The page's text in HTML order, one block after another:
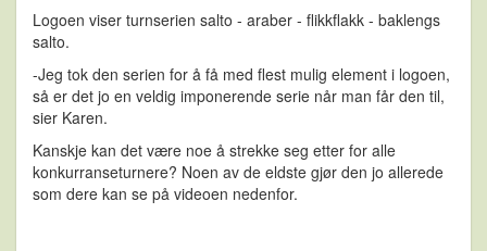
Logoen viser turnserien salto - araber - flikkflakk - baklengs
salto.
-Jeg tok den serien for å få med flest mulig element i logoen,
så er det jo en veldig imponerende serie når man får den til,
sier Karen.
Kanskje kan det være noe å strekke seg etter for alle
konkurranseturnere? Noen av de eldste gjør den jo allerede
som dere kan se på videoen nedenfor.